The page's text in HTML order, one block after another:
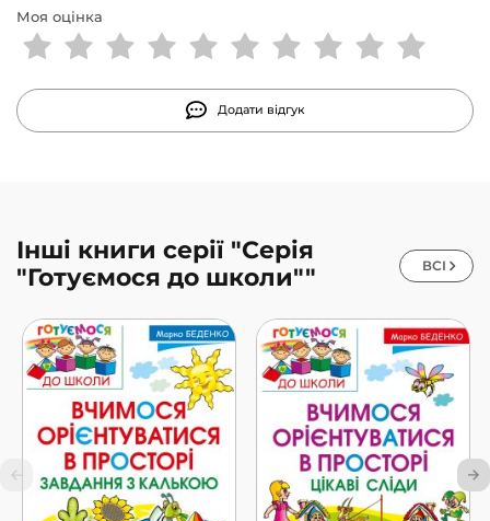
Моя оцінка
Додати відгук
Інші книги серії "Серія
"Готуємося до школи""
ВСІ